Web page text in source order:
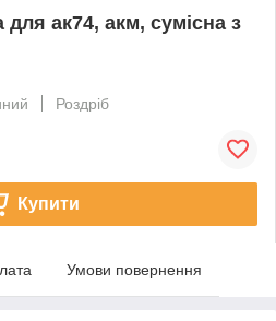
для ак74, акм, сумісна з
Роздріб
Купити
Умови повернення